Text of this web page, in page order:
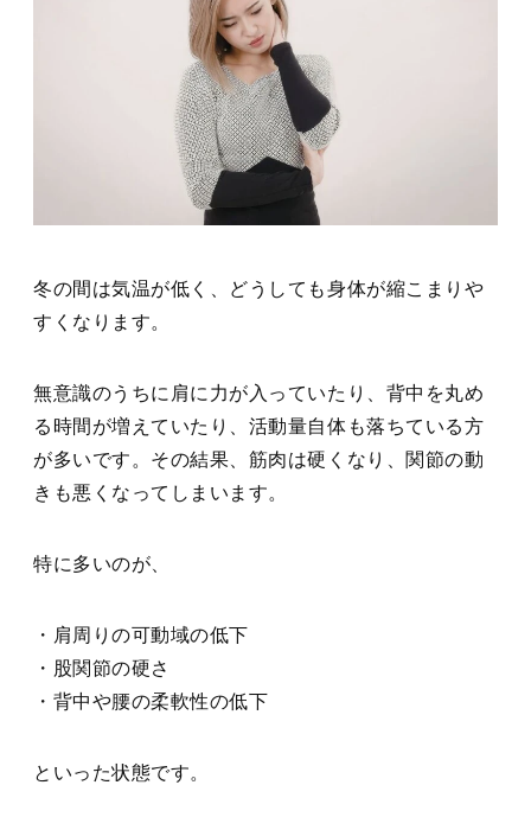
冬の間は気温が低く、どうしても身体が縮こまりや
すくなります。
無意識のうちに肩に力が入っていたり、背中を丸め
る時間が増えていたり、活動量自体も落ちている方
が多いです。その結果、筋肉は硬くなり、関節の動
きも悪くなってしまいます。
特に多いのが、
・肩周りの可動域の低下
・股関節の硬さ
・背中や腰の柔軟性の低下
といった状態です。